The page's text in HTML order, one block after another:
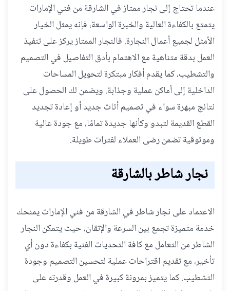
عندما تحتاج إلى نجار ممتاز في الشارقة من فني الإمارات
يتمتع بالكفاءة العالية والخبرة الواسعة، فإنه يمثل الخيار
الأمثل لجميع أعمال النجارة. فالنجار الممتاز يركز على تنفيذ
العمل بدقة متناهية مع الاهتمام بأدق التفاصيل في التصميم
والتشطيب، كما يقدم أفكار مبتكرة لتحويل المساحات
الداخلية إلى أماكن عملية وجذابة. ويضمن لك الحصول على
نتائج مبهرة سواء في تصميم أثاث جديد أو إعادة تجديد
القطع القديمة لتبدو وكأنها جديدة تمامًا، مع جودة عالية
وموثوقية تضمن رضى العملاء لفترات طويلة.
نجار شاطر بالشارقة
الاعتماد على نجار شاطر في الشارقة من فني الإمارات يمنحك
خدمة متميزة تجمع بين السرعة والإتقان، حيث يتمكن النجار
الشاطر من التعامل مع كافة التحديات الفنية بكفاءة دون أي
تأخير، مع تقديم اقتراحات عملية لتحسين التصميم وجودة
التشطيب. كما يتميز بمرونة كبيرة في العمل وقدرته على